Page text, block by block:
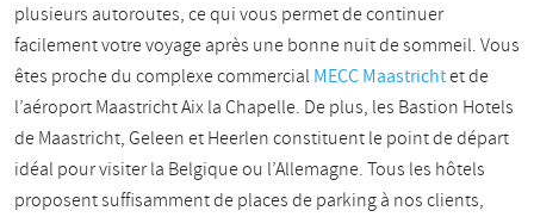
plusieurs autoroutes, ce qui vous permet de continuer
facilement votre voyage après une bonne nuit de sommeil. Vous
êtes proche du complexe commercial MECC Maastrichtet de
l’aéroport Maastricht Aix la Chapelle. De plus, les Bastion Hotels
de Maastricht, Geleen et Heerlen constituent le point de départ
idéal pour visiter la Belgique ou l’Allemagne. Tous les hôtels
proposent suffisamment de places de parking à nos clients,